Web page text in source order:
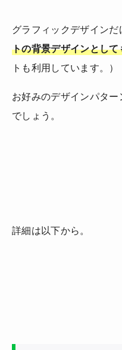
グラフィックデザイン
トの背景デザインとして
トも利用しています。）
お好みのデザインパタ
でしょう。
詳細は以下から。